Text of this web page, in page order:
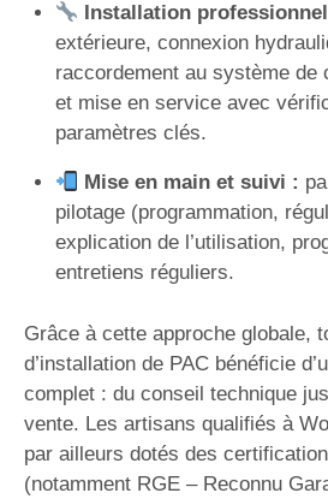
Installation
extérieure, connexion
raccordement au système de
et mise en service avec
paramètres clés.
Mise en main et suivi :
pilotage (programmation,
explication de l’utilisation,
entretiens réguliers.
Grâce à cette approche globale,
d’installation de PAC bénéficie
complet : du conseil technique
vente. Les artisans qualifiés à
par ailleurs dotés des
(notamment RGE – Reconnu